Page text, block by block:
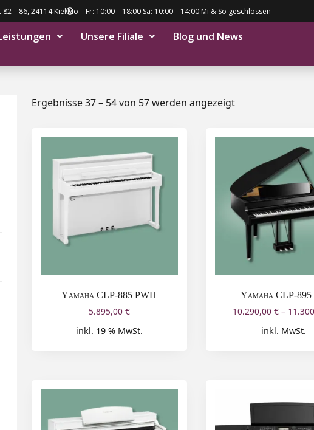
– 86, 24114 KielMo – Fr: 10:00 – 18:00 Sa: 10:00 – 14:00 Mi & So geschlossen
Unsere Filiale Blog und News
Ergebnisse 37 – 54 von 57 werden angezeigt
Yamaha CLP-885 PWH
5.895,00 €
inkl. 19 % MwSt.
Yamaha CLP-895
10.290,00€ –
inkl. MwSt.